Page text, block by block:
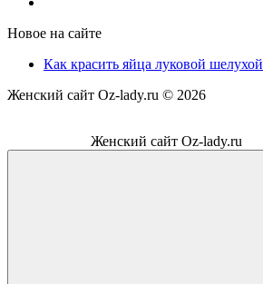
Новое на сайте
Как красить яйца луковой шелухой
Женский сайт Oz-lady.ru © 2026
Женский сайт Oz-lady.ru